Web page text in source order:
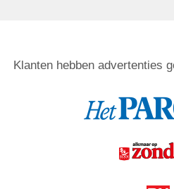
Klanten hebben advertenties